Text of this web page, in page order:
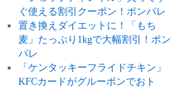
ぐ使える割引クーポン！ポンパレ
置き換えダイエットに！「もち
麦」たっぷり1kgで大幅割引！ポン
パレ
「ケンタッキーフライドチキン」
KFCカードがグルーポンでおト